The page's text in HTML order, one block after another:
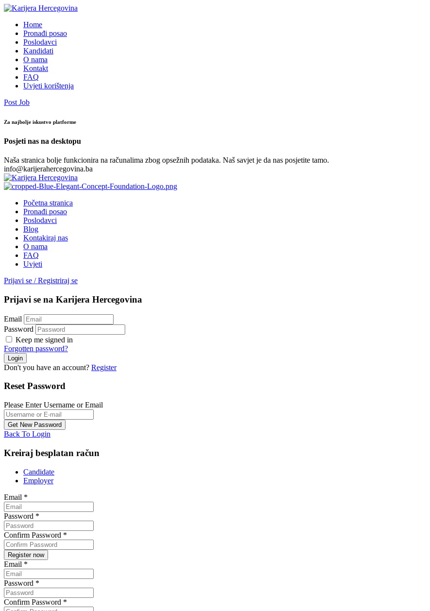
Home
Pronađi posao
Poslodavci
Kandidati
O nama
Kontakt
FAQ
Uvjeti korištenja
Post Job
Za najbolje iskustvo platforme
Posjeti nas na desktopu
Naša stranica bolje funkcionira na računalima zbog opsežnih podataka. Naš savjet je da nas posjetite tamo.
info@karijerahercegovina.ba
Početna stranica
Pronađi posao
Poslodavci
Blog
Kontakiraj nas
O nama
FAQ
Uvjeti
Prijavi se / Registriraj se
Prijavi se na Karijera Hercegovina
Email
Password
Keep me signed in
Forgotten password?
Don't you have an account? Register
Reset Password
Please Enter Username or Email
Back To Login
Kreiraj besplatan račun
Candidate
Employer
Email *
Password *
Confirm Password *
Email *
Password *
Confirm Password *